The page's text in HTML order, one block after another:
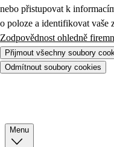
nebo přistupovat k
o poloze a identifikovat vaše
Zodpovědnost ohledně
Přijmout všechny soubory
Odmítnout soubory cookies
Menu